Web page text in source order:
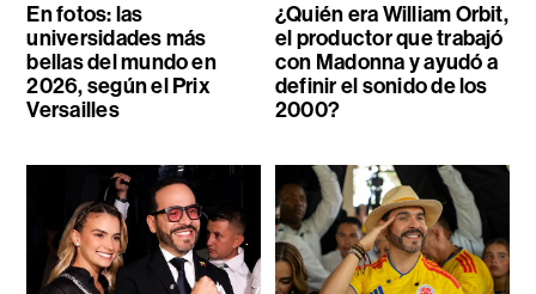
En fotos: las
universidades más
bellas del mundo en
2026, según el Prix
Versailles
¿Quién era William Orbit,
el productor que trabajó
con Madonna y ayudó a
definir el sonido de los
2000?